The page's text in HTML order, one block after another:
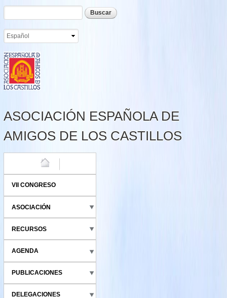
Pasar al
contenido
Formulario de búsqueda
Buscar
ASOCIACIÓN ESPAÑOLA DE
AMIGOS DE LOS CASTILLOS
VII CONGRESO
ASOCIACIÓN
RECURSOS
AGENDA
PUBLICACIONES
DELEGACIONES